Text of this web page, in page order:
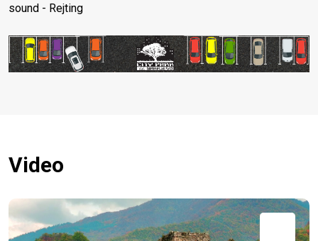
sound - Rejting
Video